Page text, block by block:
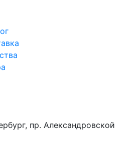
пр. Александровской